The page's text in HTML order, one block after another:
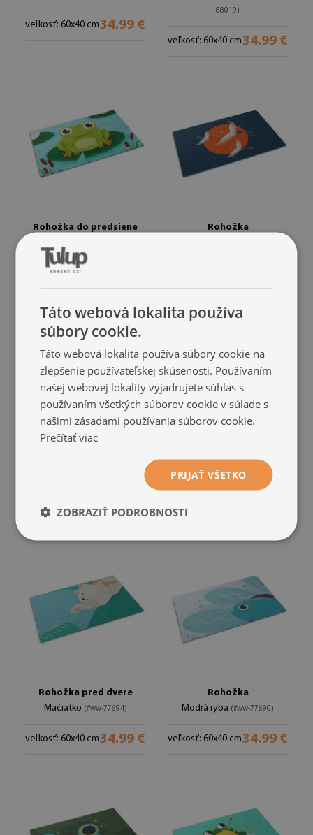
veľkosť: 60x40 cm34.99 €
88019)
veľkosť: 60x40 cm34.99 €
Rohožka do predsiene
veľkosť: 60x40 cm
Rohožka
veľkosť: 60x40 cm34.99 €
Rohožka pred dvere
Rybie koi (#ww-77695)
veľkosť: 60x40 cm
Rohožka pred dvere
Mačiatko (#ww-77694)
veľkosť: 60x40 cm34.99 €
Rohožka
Modrá ryba (#ww-77690)
veľkosť: 60x40 cm34.99 €
Táto webová lokalita používa
súbory cookie.
Táto webová lokalita používa súbory cookie na
zlepšenie používateľskej skúsenosti. Používaním
našej webovej lokality vyjadrujete súhlas s
používaním všetkých súborov cookie v súlade s
našimi zásadami používania súborov cookie.
Prečítať viac
PRIJAŤ VŠETKO
ZOBRAZIŤ PODROBNOSTI